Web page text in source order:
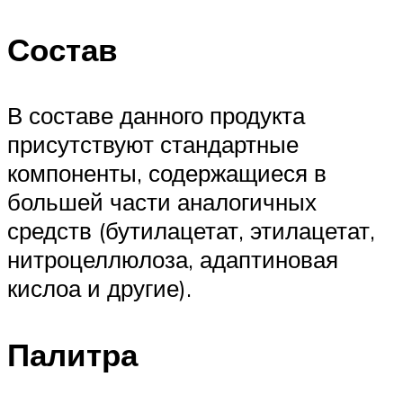
Состав
В составе данного продукта
присутствуют стандартные
компоненты, содержащиеся в
большей части аналогичных
средств (бутилацетат, этилацетат,
нитроцеллюлоза, адаптиновая
кислоа и другие).
Палитра